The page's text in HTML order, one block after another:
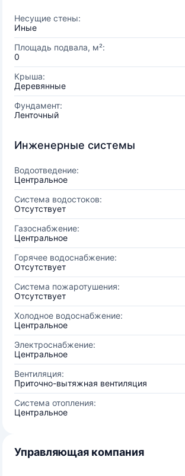
Несущие стены:
Иные
Площадь подвала, м²:
0
Крыша:
Деревянные
Фундамент:
Ленточный
Инженерные системы
Водоотведение:
Центральное
Система водостоков:
Отсутствует
Газоснабжение:
Центральное
Горячее водоснабжение:
Отсутствует
Система пожаротушения:
Отсутствует
Холодное водоснабжение:
Центральное
Электроснабжение:
Центральное
Вентиляция:
Приточно-вытяжная вентиляция
Система отопления:
Центральное
Управляющая компания